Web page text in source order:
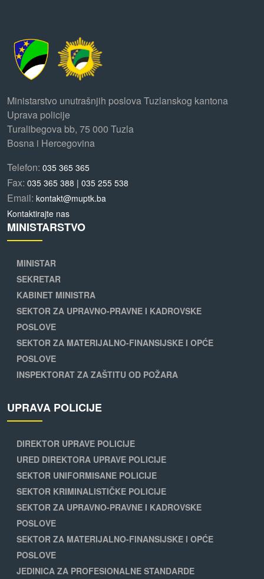
Ministarstvo unutrašnjih poslova Tuzlanskog kantona
Uprava policije
Turalibegova bb, 75 000 Tuzla
Bosna i Hercegovina
Telefon: 035 365 365
Fax: 035 365 388 | 035 255 538
Email: kontakt@muptk.ba
Kontaktirajte nas
MINISTARSTVO
MINISTAR
SEKRETAR
KABINET MINISTRA
SEKTOR ZA UPRAVNO-PRAVNE I KADROVSKE
POSLOVE
SEKTOR ZA MATERIJALNO-FINANSIJSKE I OPĆE
POSLOVE
INSPEKTORAT ZA ZAŠTITU OD POŽARA
UPRAVA POLICIJE
DIREKTOR UPRAVE POLICIJE
URED DIREKTORA UPRAVE POLICIJE
SEKTOR UNIFORMISANE POLICIJE
SEKTOR KRIMINALISTIČKE POLICIJE
SEKTOR ZA UPRAVNO-PRAVNE I KADROVSKE
POSLOVE
SEKTOR ZA MATERIJALNO-FINANSIJSKE I OPĆE
POSLOVE
JEDINICA ZA PROFESIONALNE STANDARDE